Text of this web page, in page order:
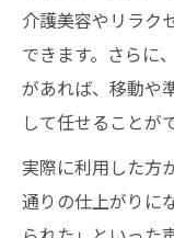
介護美容やリラク
できます。さらに
があれば、移動や
して任せることが
実際に利用した方
通りの仕上がりに